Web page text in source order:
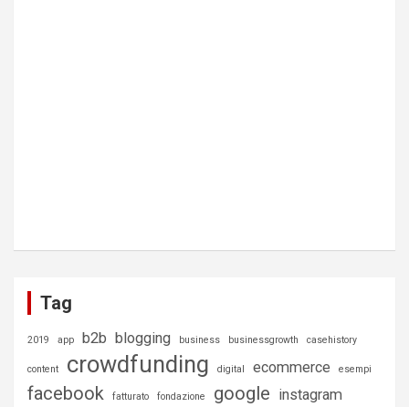
Tag
2019 app b2b blogging business businessgrowth casehistory
content crowdfunding digital ecommerce esempi
facebook fatturato fondazione google instagram